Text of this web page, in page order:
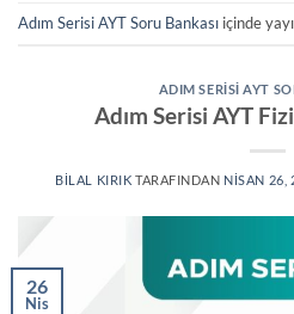
Adım Serisi AYT Soru Bankası içinde
ADIM SERISI AYT
Adım Serisi AYT
BILAL KIRIK TARAFINDAN NISAN 26,
26
Nis